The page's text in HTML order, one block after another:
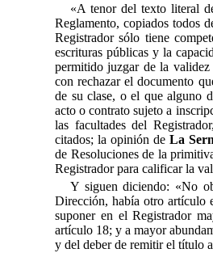
«A tenor del texto literal
Reglamento, copiados todos
Registrador sólo tiene
escrituras públicas y la
permitido juzgar de la
con rechazar el documento
de su clase, o el que alguno
acto o contrato sujeto a
las facultades del
citados; la opinión deLa
de Resoluciones de la
Registrador para calificar la
Y siguen diciendo: «No
Dirección, había otro artículo
suponer en el Registrador
artículo 18; y a mayor
y del deber de remitir el título